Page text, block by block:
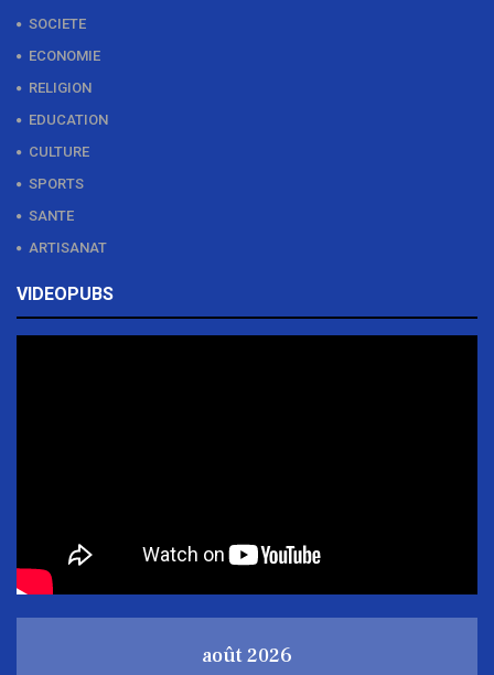
SOCIETE
ECONOMIE
RELIGION
EDUCATION
CULTURE
SPORTS
SANTE
ARTISANAT
VIDEOPUBS
août 2026